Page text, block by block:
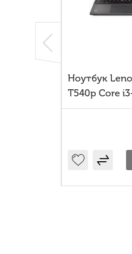
Ноутбук
T540p Core
SSD 120GB